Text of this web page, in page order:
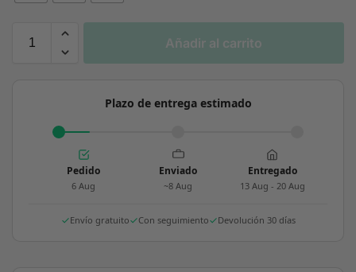
Añadir al carrito
Plazo de entrega estimado
Pedido
6 Aug
Enviado
~8 Aug
Entregado
13 Aug - 20 Aug
Envío gratuito Con seguimiento Devolución 30 días